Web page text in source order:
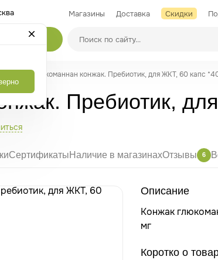
Магазины Доставка Скидки
Каталог
Глюкоманнан конжак. Пребиотик, для ЖКТ, 60 капс
Пребиотик,
СертификатыНаличие в магазинахОтзывы 6
Описание
Конжак
мг
Коротко о